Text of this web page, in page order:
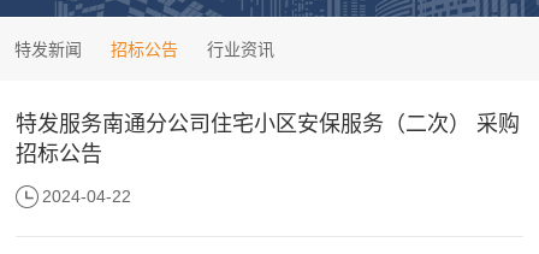
特发新闻 招标公告 行业资讯
特发服务南通分公司住宅小区安保服务（二次） 采购
招标公告
2024-04-22